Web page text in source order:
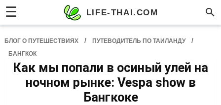
☰ LIFE-THAI.COM
БЛОГ О ПУТЕШЕСТВИЯХ / ПУТЕВОДИТЕЛЬ ПО ТАИЛАНДУ /
БАНГКОК
Как мы попали в осиный улей на
ночном рынке: Vespa show в
Бангкоке